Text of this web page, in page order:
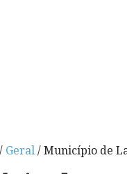
Geral/ Município de